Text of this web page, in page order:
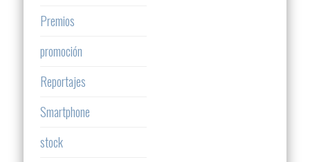
Premios
promoción
Reportajes
Smartphone
stock